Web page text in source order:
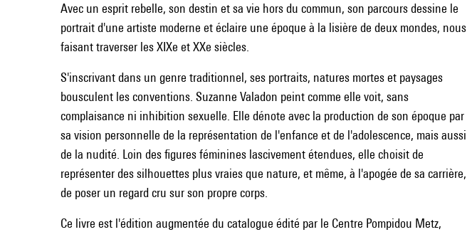
Avec un esprit rebelle, son destin et sa vie hors du commun, son parcours dessine le
portrait d'une artiste moderne et éclaire une époque à la lisière de deux mondes, nous
faisant traverser les XIXe et XXe siècles.
S'inscrivant dans un genre traditionnel, ses portraits, natures mortes et paysages
bousculent les conventions. Suzanne Valadon peint comme elle voit, sans
complaisance ni inhibition sexuelle. Elle dénote avec la production de son époque par
sa vision personnelle de la représentation de l'enfance et de l'adolescence, mais aussi
de la nudité. Loin des figures féminines lascivement étendues, elle choisit de
représenter des silhouettes plus vraies que nature, et même, à l'apogée de sa carrière,
de poser un regard cru sur son propre corps.
Ce livre est l'édition augmentée du catalogue édité par le Centre Pompidou Metz,